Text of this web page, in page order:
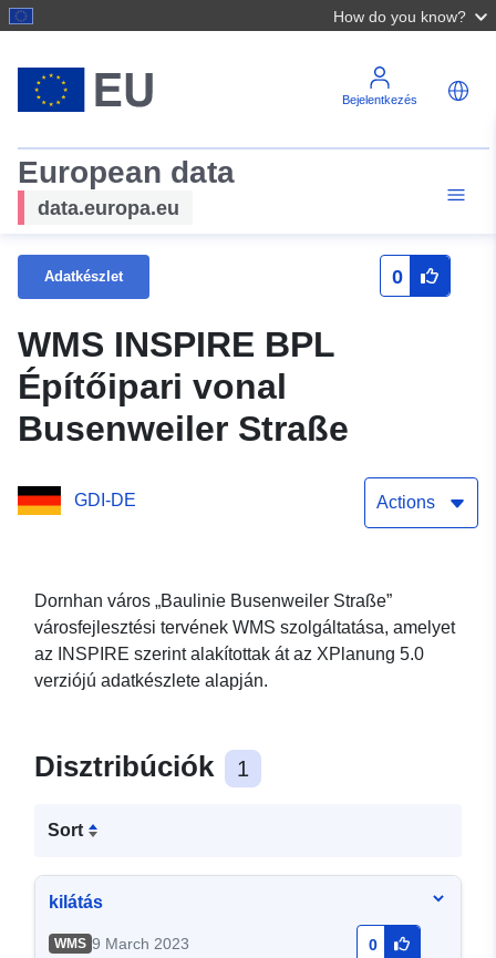
How do you know?
Bejelentkezés
European data
data.europa.eu
Adatkészlet 0
WMS INSPIRE BPL
Építőipari vonal
Busenweiler Straße
GDI-DE Actions
Dornhan város „Baulinie Busenweiler Straße”
városfejlesztési tervének WMS szolgáltatása, amelyet
az INSPIRE szerint alakítottak át az XPlanung 5.0
verziójú adatkészlete alapján.
Disztribúciók 1
Sort
kilátás
WMS 9 March 2023 0